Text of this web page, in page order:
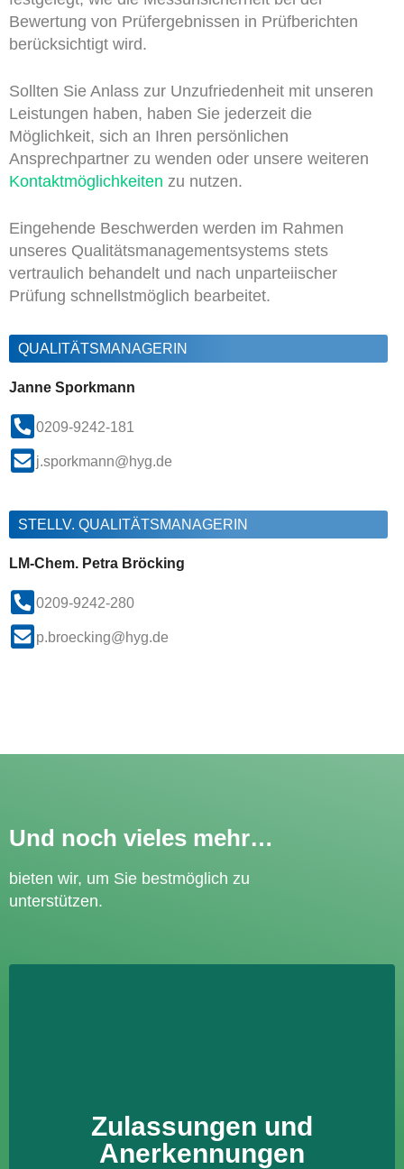
QUALITÄTSMANAGERIN
Janne Sporkmann
0209-9242-181
j.sporkmann@hyg.de
STELLV. QUALITÄTSMANAGERIN
LM-Chem. Petra Bröcking
0209-9242-280
p.broecking@hyg.de
Bewertung von Prüfergebnissen in Prüfberichten
berücksichtigt wird.
Sollten Sie Anlass zur Unzufriedenheit mit unseren
Leistungen haben, haben Sie jederzeit die
Möglichkeit, sich an Ihren persönlichen
Ansprechpartner zu wenden oder unsere weiteren
Kontaktmöglichkeiten zu nutzen.
Eingehende Beschwerden werden im Rahmen
unseres Qualitätsmanagementsystems stets
vertraulich behandelt und nach unparteiischer
Prüfung schnellstmöglich bearbeitet.
Und noch vieles mehr…
bieten wir, um Sie bestmöglich zu
unterstützen.
Zulassungen und
Anerkennungen
Mehr erfahren